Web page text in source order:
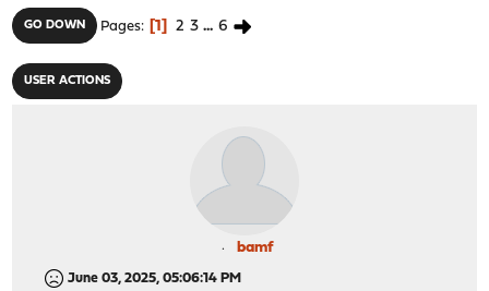
GO DOWN Pages 1 2 3 ... 6
USER ACTIONS
bamf
June 03, 2025, 05:06:14 PM